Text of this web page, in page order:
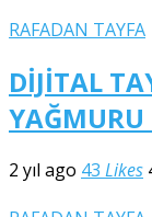
RAFADAN TAYFA
DİJİTAL
2 yıl ago 43 Likes